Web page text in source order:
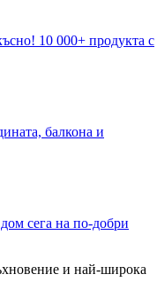
10 000+ продукта с
балкона и
сега на по-добри
и най-широка